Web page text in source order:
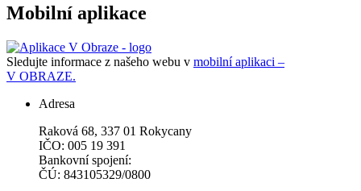
Mobilní aplikace
Sledujte informace z našeho webu v mobilní aplikaci –
V OBRAZE.
Adresa
Raková 68, 337 01 Rokycany
IČO: 005 19 391
Bankovní spojení:
ČÚ: 843105329/0800